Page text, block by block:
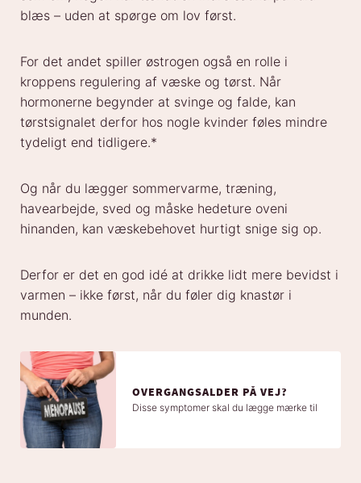
blæs – uden at spørge om lov først.
For det andet spiller østrogen også en rolle i
kroppens regulering af væske og tørst. Når
hormonerne begynder at svinge og falde, kan
tørstsignalet derfor hos nogle kvinder føles mindre
tydeligt end tidligere.*
Og når du lægger sommervarme, træning,
havearbejde, sved og måske hedeture oveni
hinanden, kan væskebehovet hurtigt snige sig op.
Derfor er det en god idé at drikke lidt mere bevidst i
varmen – ikke først, når du føler dig knastør i
munden.
OVERGANGSALDER PÅ VEJ?
Disse symptomer skal du lægge mærke til